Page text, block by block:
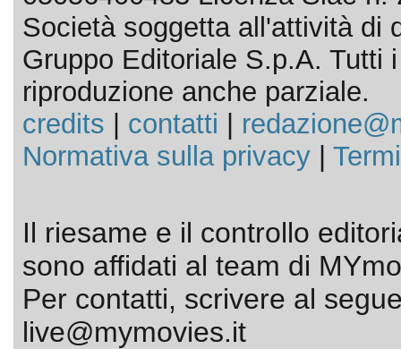
Società soggetta all'attività di
Gruppo Editoriale S.p.A. Tutti
riproduzione anche parziale.
credits
contatti
Normativa sulla privacy|
Il riesame e il controllo
sono affidati al team di
Per contatti, scrivere al
live@mymovies.it